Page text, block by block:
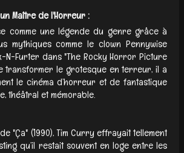
Maître de l'Horreur :
comme une légende du genre grâce à
mythiques comme le clown Pennywise
N-Furter dans "The Rocky Horror Picture
transformer le grotesque en terreur, il a
le cinéma d’horreur et de fantastique
théâtral et mémorable.
"Ça" (1990), Tim Curry effrayait tellement
qu’il restait souvent en loge entre les